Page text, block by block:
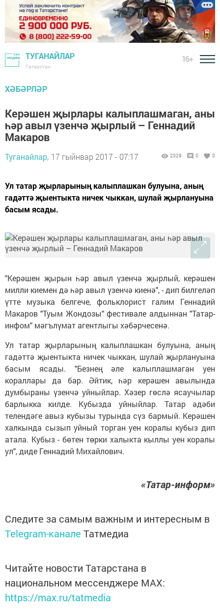
ТУГАНАЙЛАР
Татарстан
16+
ХӘБӘРЛӘР
Керәшен җырлары калыплашмаган, аны
һәр авыл үзенчә җырлый – Геннадий
Макаров
Туганайлар, 17 гыйнвар 2017 - 07:17 2029 0 0
Ул татар җырларының калыплашкан булуына, аның
гадәттә җыентыкта ничек чыккан, шулай җырлануына
басым ясады.
"Керәшен җырын һәр авыл үзенчә җырлый, керәшен
милли киемен дә һәр авыл үзенчә киенә", - дип билгеләп
үтте музыка белгече, фольклорист галим Геннадий
Макаров "Туым Жондозы" фестивале алдыннан "Татар-
инфом" мәгълүмат агентлыгы хәбәрчесенә.
Ул татар җырларының калыплашкан булуына, аның
гадәттә җыентыкта ничек чыккан, шулай җырлануына
басым ясады. "Безнең әле калыплашмаган уен
кораллары да бар. Әйтик, һәр керәшен авылында
думбыраны үзенчә уйныйлар. Хәзер гөслә ясаучылар
барлыкка килде. Кубызда уйныйлар. Татар әдәби
телендәге авыз кубызы турында сүз бармый. Керәшен
халкында сызып уйный торган уен коралы кубыз дип
атала. Кубыз - бөтен төрки халыкта кыллы уен коралы
ул", диде Геннадий Михайлович.
«Татар-информ»
Следите за самым важным и интересным в
Telegram-канале Татмедиа
Читайте новости Татарстана в
национальном мессенджере MАХ:
https://max.ru/tatmedia